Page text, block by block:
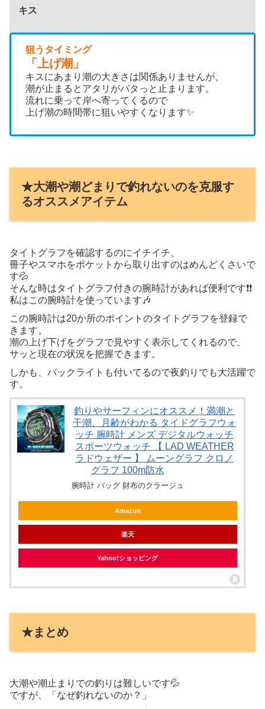
キス
狙うタイミング
「上げ潮」
キスにあまり潮の大きさは関係ありませんが、
潮が止まるとアタリがパタっと止まります。
流れに乗って岸へ寄ってくるので
上げ潮の時間帯に狙いやすくなります✨
★大潮や潮どまりで釣れないのを克服す
るオススメアイテム
タイトグラフを確認するのにイチイチ、
冊子やスマホをポケットから取り出すのはめんどくさいで
す💦
そんな時はタイトグラフ付きの腕時計があれば便利です❗❗
私はこの腕時計を使っています🎶
この腕時計は20か所のポイントのタイトグラフを登録で
きます。
潮の上げ下げをグラフで見やすく表示してくれるので、
サッと現在の状況を把握できます。
しかも、バックライトも付いてるので夜釣りでも大活躍で
す。
釣りやサーフィンにオススメ！満潮と
干潮、月齢がわかる タイドグラフウォ
ッチ 腕時計 メンズ デジタルウォッチ
スポーツウォッチ 【 LAD WEATHER
ラドウェザー 】 ムーングラフ クロノ
グラフ 100m防水
腕時計 バッグ 財布のクラージュ
Amazon
楽天
Yahoo!ショッピング
★まとめ
大潮や潮止まりでの釣りは難しいです💦
ですが、「なぜ釣れないのか？」